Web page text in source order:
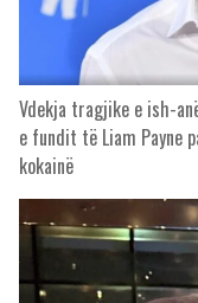
Vdekja tragjike e ish-
e fundit të Liam Payne
kokainë